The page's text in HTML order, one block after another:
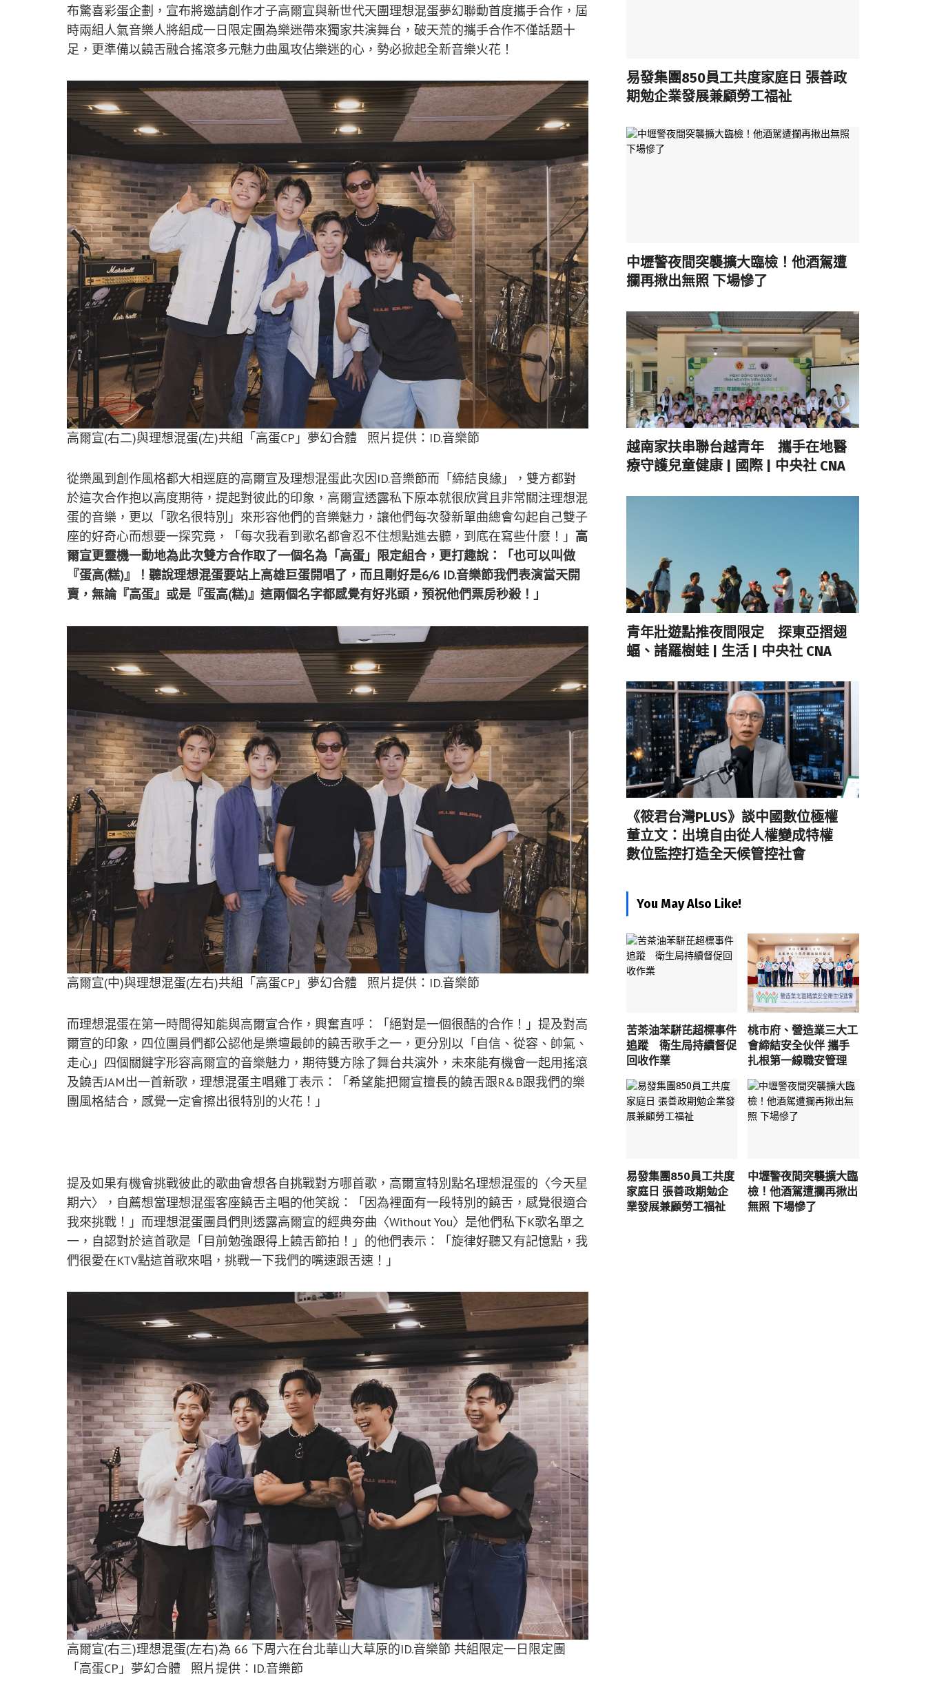
布驚喜彩蛋企劃，宣布將邀請創作才子高爾宣與新世代天團理想混蛋夢幻聯動首度攜手合作，屆
時兩組人氣音樂人將組成一日限定團為樂迷帶來獨家共演舞台，破天荒的攜手合作不僅話題十
足，更準備以饒舌融合搖滾多元魅力曲風攻佔樂迷的心，勢必掀起全新音樂火花！
高爾宣(右二)與理想混蛋(左)共組「高蛋CP」夢幻合體 照片提供：ID.音樂節
從樂風到創作風格都大相逕庭的高爾宣及理想混蛋此次因ID.音樂節而「締結良緣」，雙方都對
於這次合作抱以高度期待，提起對彼此的印象，高爾宣透露私下原本就很欣賞且非常關注理想混
蛋的音樂，更以「歌名很特別」來形容他們的音樂魅力，讓他們每次發新單曲總會勾起自己雙子
座的好奇心而想要一探究竟，「每次我看到歌名都會忍不住想點進去聽，到底在寫些什麼！」 高
爾宣更靈機一動地為此次雙方合作取了一個名為「高蛋」限定組合，更打趣說：「也可以叫做
『蛋高(糕)』！聽說理想混蛋要站上高雄巨蛋開唱了，而且剛好是6/6 ID.音樂節我們表演當天開
賣，無論『高蛋』或是『蛋高(糕)』這兩個名字都感覺有好兆頭，預祝他們票房秒殺！」
高爾宣(中)與理想混蛋(左右)共組「高蛋CP」夢幻合體 照片提供：ID.音樂節
而理想混蛋在第一時間得知能與高爾宣合作，興奮直呼：「絕對是一個很酷的合作！」提及對高
爾宣的印象，四位團員們都公認他是樂壇最帥的饒舌歌手之一，更分別以「自信、從容、帥氣、
走心」四個關鍵字形容高爾宣的音樂魅力，期待雙方除了舞台共演外，未來能有機會一起用搖滾
及饒舌JAM出一首新歌，理想混蛋主唱雞丁表示：「希望能把爾宣擅長的饒舌跟R&B跟我們的樂
團風格結合，感覺一定會擦出很特別的火花！」
提及如果有機會挑戰彼此的歌曲會想各自挑戰對方哪首歌，高爾宣特別點名理想混蛋的〈今天星
期六〉，自薦想當理想混蛋客座饒舌主唱的他笑說：「因為裡面有一段特別的饒舌，感覺很適合
我來挑戰！」而理想混蛋團員們則透露高爾宣的經典夯曲〈Without You〉是他們私下K歌名單之
一，自認對於這首歌是「目前勉強跟得上饒舌節拍！」的他們表示：「旋律好聽又有記憶點，我
們很愛在KTV點這首歌來唱，挑戰一下我們的嘴速跟舌速！」
高爾宣(右三)理想混蛋(左右)為 66 下周六在台北華山大草原的ID.音樂節 共組限定一日限定團
「高蛋CP」夢幻合體 照片提供：ID.音樂節
易發集團850員工共度家庭日 張善政
期勉企業發展兼顧勞工福祉
中壢警夜間突襲擴大臨檢！他酒駕遭
攔再揪出無照 下場慘了
越南家扶串聯台越青年 攜手在地醫
療守護兒童健康 | 國際 | 中央社 CNA
青年壯遊點推夜間限定 探東亞摺翅
蝠、諸羅樹蛙 | 生活 | 中央社 CNA
《筱君台灣PLUS》談中國數位極權
董立文：出境自由從人權變成特權
數位監控打造全天候管控社會
You May Also Like!
苦茶油苯駢芘超標事件
追蹤 衛生局持續督促
回收作業
桃市府、營造業三大工
會締結安全伙伴 攜手
扎根第一線職安管理
易發集團850員工共度
家庭日 張善政期勉企
業發展兼顧勞工福祉
中壢警夜間突襲擴大臨
檢！他酒駕遭攔再揪出
無照 下場慘了